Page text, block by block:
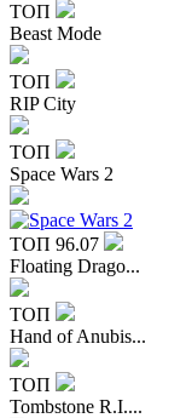
ТОП
Beast Mode
ТОП
RIP City
ТОП
Space Wars 2
ТОП 96.07
Floating Drago...
ТОП
Hand of Anubis...
ТОП
Tombstone R.I....